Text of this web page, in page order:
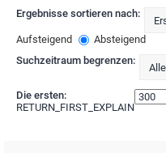
Ergebnisse sortieren nach:
Aufsteigend
Absteigend
Suchzeitraum begrenzen:
Die ersten:
RETURN_FIRST_EXPLAIN